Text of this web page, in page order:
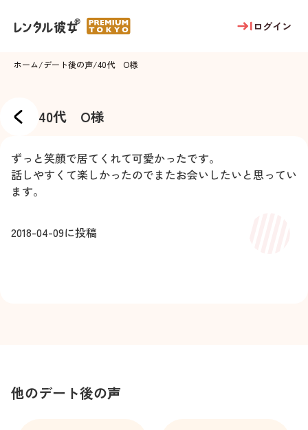
ログイン
ホーム/デート後の声/40代 O様
40代 O様
ずっと笑顔で居てくれて可愛かったです。
話しやすくて楽しかったのでまたお会いしたいと思ってい
ます。
2018-04-09に投稿
他のデート後の声